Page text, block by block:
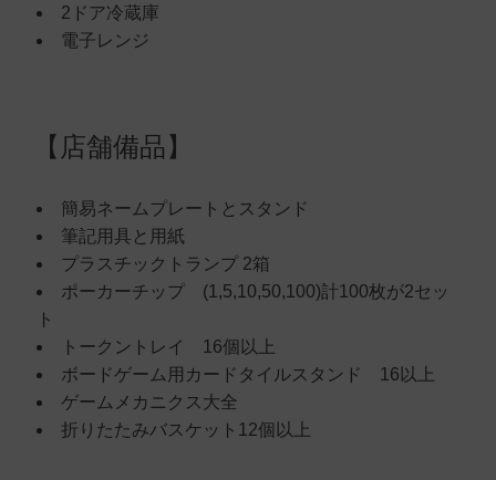
2ドア冷蔵庫
電子レンジ
【店舗備品】
簡易ネームプレートとスタンド
筆記用具と用紙
プラスチックトランプ 2箱
ポーカーチップ (1,5,10,50,100)計100枚が2セッ
ト
トークントレイ 16個以上
ボードゲーム用カードタイルスタンド 16以上
ゲームメカニクス大全
折りたたみバスケット12個以上